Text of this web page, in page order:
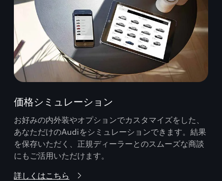
価格シミュレーション
お好みの内外装やオプションでカスタマイズをした、
あなただけのAudiをシミュレーションできます。結果
を保存いただく、正規ディーラーとのスムーズな商談
にもご活用いただけます。
詳しくはこちら